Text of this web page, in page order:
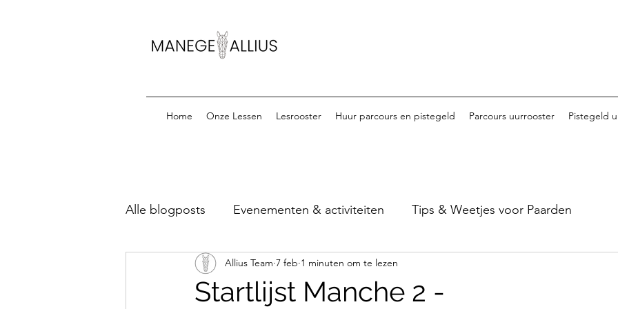
Home Onze Lessen Lesrooster Huur parcours en pistegeld Parcours uurrooster Pistegeld
Alle blogposts Evenementen & activiteiten Tips & Weetjes voor Paarden
Startlijsten Oefenparcours Tornooi van Haspengouw - 2023
Startlijst Manche 2 -
Allius Team 7 feb 1 minuten om te lezen